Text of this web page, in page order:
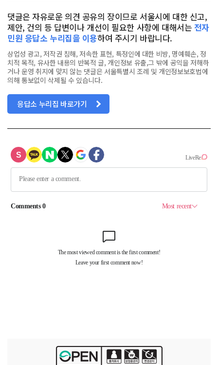
댓글은 자유로운 의견 공유의 장이므로 서울시에 대한 신고,
제안, 건의 등 답변이나 개선이 필요한 사항에 대해서는 전자
민원 응답소 누리집을 이용하여 주시기 바랍니다.
상업성 광고, 저작권 침해, 저속한 표현, 특정인에 대한 비방, 명예훼손, 정
치적 목적, 유사한 내용의 반복적 글, 개인정보 유출,그 밖에 공익을 저해하
거나 운영 취지에 맞지 않는 댓글은 서울특별시 조례 및 개인정보보호법에
의해 통보없이 삭제될 수 있습니다.
응답소 누리집 바로가기